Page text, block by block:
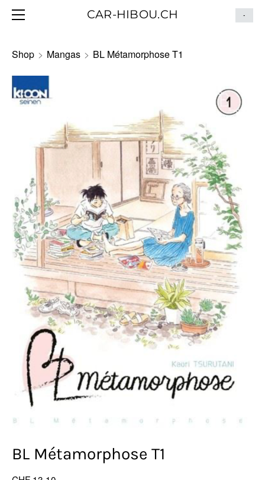
CAR-HIBOU.CH -
Shop > Mangas > BL Métamorphose T1
BL Métamorphose T1
HOME
ITINÉRAIRE